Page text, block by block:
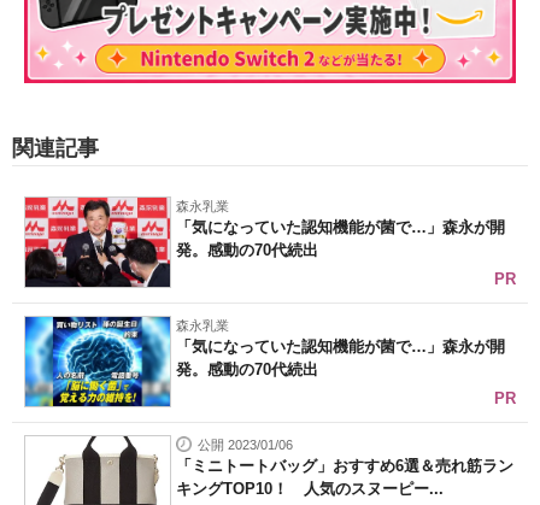
関連記事
森永乳業
「気になっていた認知機能が菌で…」森永が開
発。感動の70代続出
PR
森永乳業
「気になっていた認知機能が菌で…」森永が開
発。感動の70代続出
PR
公開 2023/01/06
「ミニトートバッグ」おすすめ6選＆売れ筋ラン
キングTOP10！ 人気のスヌーピー...